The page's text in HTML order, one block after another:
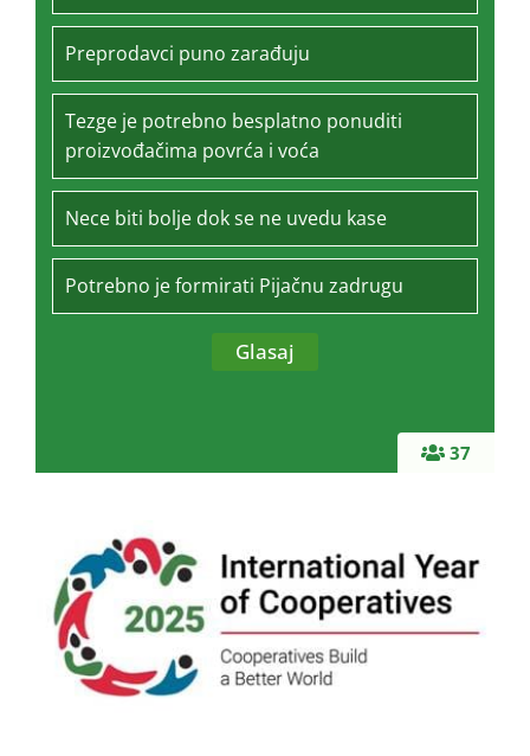
37
Preprodavci puno zarađuju
Tezge je potrebno besplatno ponuditi
proizvođačima povrća i voća
Nece biti bolje dok se ne uvedu kase
Potrebno je formirati Pijačnu zadrugu